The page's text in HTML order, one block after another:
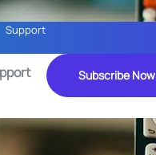
Support
Subscribe Now